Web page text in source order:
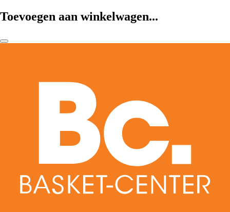
Toevoegen aan winkelwagen...